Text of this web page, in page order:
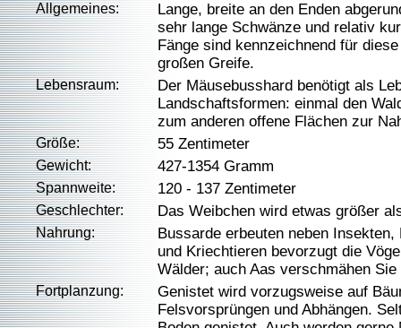
Allgemeines:
Lange, breite an den Enden
sehr lange Schwänze und relativ
Fänge sind kennzeichnend für
großen Greife.
Lebensraum:
Der Mäusebusshard benötigt als
Landschaftsformen: einmal den
zum anderen offene Flächen zur
Größe: 55 Zentimeter
Gewicht: 427-1354 Gramm
Spannweite: 120 - 137 Zentimeter
Geschlechter: Das Weibchen wird etwas größer
Nahrung:
Bussarde erbeuten neben
und Kriechtieren bevorzugt die
Wälder; auch Aas verschmähen Sie
Fortplanzung:
Genistet wird vorzugsweise auf
Felsvorsprüngen und Abhängen.